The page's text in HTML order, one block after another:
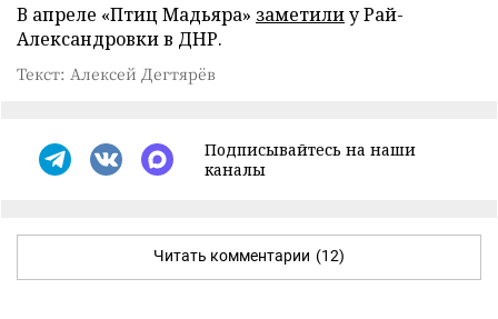
В апреле «Птиц Мадьяра» заметилиу Рай-
Александровки в ДНР.
Текст: Алексей Дегтярёв
Подписывайтесь на наши
каналы
Читать комментарии (12)